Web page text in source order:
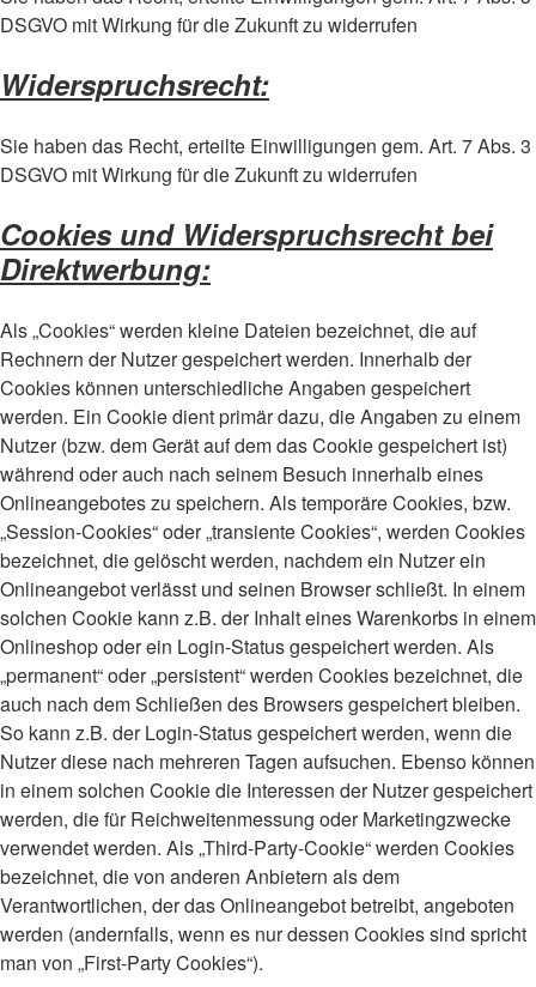
DSGVO mit Wirkung für die Zukunft zu widerrufen
Widerspruchsrecht:
Sie haben das Recht, erteilte Einwilligungen gem. Art. 7 Abs. 3
DSGVO mit Wirkung für die Zukunft zu widerrufen
Cookies und Widerspruchsrecht bei
Direktwerbung:
Als „Cookies“ werden kleine Dateien bezeichnet, die auf
Rechnern der Nutzer gespeichert werden. Innerhalb der
Cookies können unterschiedliche Angaben gespeichert
werden. Ein Cookie dient primär dazu, die Angaben zu einem
Nutzer (bzw. dem Gerät auf dem das Cookie gespeichert ist)
während oder auch nach seinem Besuch innerhalb eines
Onlineangebotes zu speichern. Als temporäre Cookies, bzw.
„Session-Cookies“ oder „transiente Cookies“, werden Cookies
bezeichnet, die gelöscht werden, nachdem ein Nutzer ein
Onlineangebot verlässt und seinen Browser schließt. In einem
solchen Cookie kann z.B. der Inhalt eines Warenkorbs in einem
Onlineshop oder ein Login-Status gespeichert werden. Als
„permanent“ oder „persistent“ werden Cookies bezeichnet, die
auch nach dem Schließen des Browsers gespeichert bleiben.
So kann z.B. der Login-Status gespeichert werden, wenn die
Nutzer diese nach mehreren Tagen aufsuchen. Ebenso können
in einem solchen Cookie die Interessen der Nutzer gespeichert
werden, die für Reichweitenmessung oder Marketingzwecke
verwendet werden. Als „Third-Party-Cookie“ werden Cookies
bezeichnet, die von anderen Anbietern als dem
Verantwortlichen, der das Onlineangebot betreibt, angeboten
werden (andernfalls, wenn es nur dessen Cookies sind spricht
man von „First-Party Cookies“).